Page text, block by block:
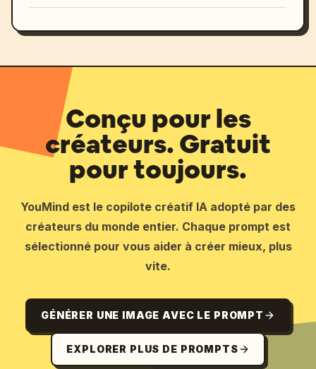
Conçu pour les
créateurs. Gratuit
pour toujours.
YouMind est le copilote créatif IA adopté par des
créateurs du monde entier. Chaque prompt est
sélectionné pour vous aider à créer mieux, plus
vite.
GÉNÉRER UNE IMAGE AVEC LE PROMPT
EXPLORER PLUS DE PROMPTS